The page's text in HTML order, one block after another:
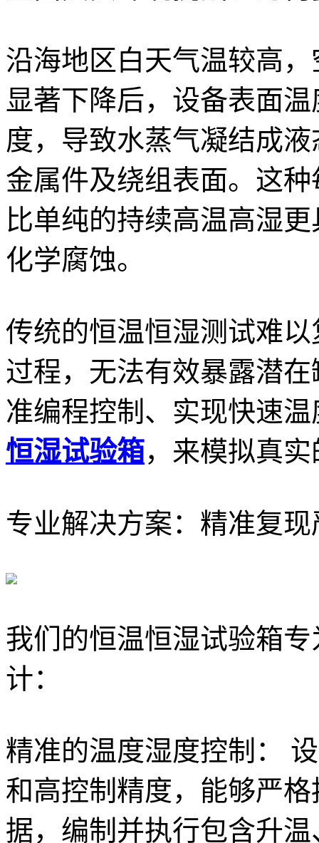
沿海地区白天气温较高
显著下降后，设备表面
度，导致水蒸气凝结成
金属件及绕组表面。这
比单纯的持续高温高湿
化学腐蚀。
传统的恒温恒湿测试难
过程，无法有效暴露潜
准编程控制、实现快速
恒湿试验箱，来模拟真
专业解决方案：精准复
我们的恒温恒湿试验箱
计：
精准的温度湿度控制：
和高控制精度，能够严
据，编制并执行包含升